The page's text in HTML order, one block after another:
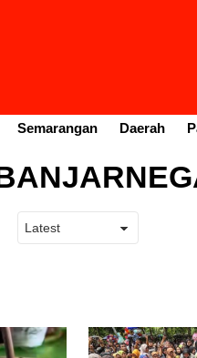
Semarangan Daerah